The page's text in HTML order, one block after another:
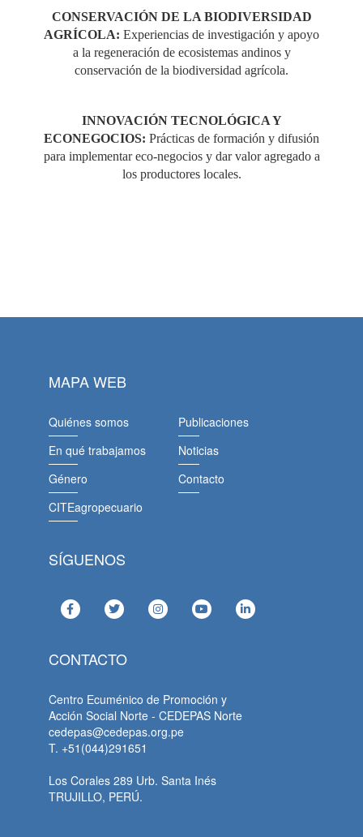
CONSERVACIÓN DE LA BIODIVERSIDAD
AGRÍCOLA: Experiencias de investigación y apoyo
a la regeneración de ecosistemas andinos y
conservación de la biodiversidad agrícola.
INNOVACIÓN TECNOLÓGICA Y
ECONEGOCIOS: Prácticas de formación y difusión
para implementar eco-negocios y dar valor agregado a
los productores locales.
MAPA WEB
Quiénes somos
En qué trabajamos
Género
CITEagropecuario
Publicaciones
Noticias
Contacto
SÍGUENOS
CONTACTO
Centro Ecuménico de Promoción y
Acción Social Norte - CEDEPAS Norte
cedepas@cedepas.org.pe
T. +51(044)291651
Los Corales 289 Urb. Santa Inés
TRUJILLO, PERÚ.